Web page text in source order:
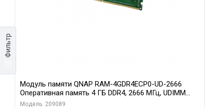
Фильтр
Модуль памяти QNAP RAM-4GDR4ECP0-UD-2666
Оперативная память 4 ГБ DDR4, 2666 МГц, UDIMM
ECC
Модель: 209089